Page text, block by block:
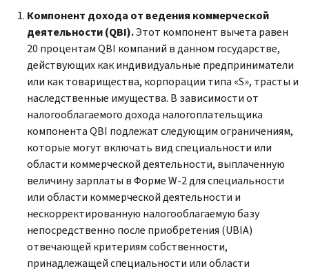
Компонент дохода от ведения коммерческой
деятельности (QBI).Этот компонент вычета равен
20 процентамQBI компаний в данном государстве,
действующих как индивидуальные предприниматели
или как товарищества, корпорации типа «S», трасты и
наследственные имущества. В зависимости от
налогооблагаемого дохода налогоплательщика
компонентаQBI подлежат следующим ограничениям,
которые могут включать вид специальности или
области коммерческой деятельности, выплаченную
величину зарплаты в ФормеW-2 для специальности
или области коммерческой деятельности и
нескорректированную налогооблагаемую базу
непосредственно после приобретения (UBIA)
отвечающей критериям собственности,
принадлежащей специальности или области